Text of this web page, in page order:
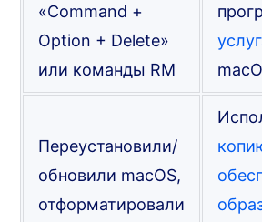
«Command +
Option + Delete»
или команды RM
Переустановили/
обновили macOS,
отформатировали